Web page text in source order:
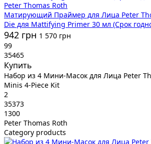
Peter Thomas Roth
Матирующий Праймер для Лица Peter
Die для Mattifying Primer 30 мл (Срок
942 грн 1 570 грн
99
35465
Купить
Набор из 4 Мини-Масок для Лица Peter
Minis 4-Piece Kit
2
35373
1300
Peter Thomas Roth
Category products